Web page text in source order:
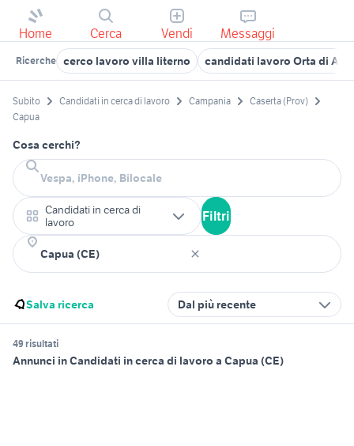
Home Cerca Vendi Messaggi
Ricerche cerco lavoro villa literno candidati lavoro Orta di
Subito Candidati in cerca di lavoro Campania
Caserta (Prov)
Capua
Cosa cerchi?
Candidati in cerca di
lavoro
Filtri
Salva ricerca Dal più recente
49 risultati
Annunci in Candidati in cerca di lavoro a Capua (CE)